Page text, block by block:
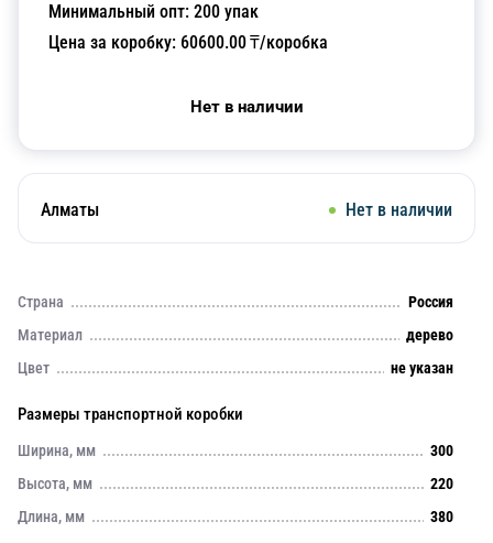
Минимальный опт: 200 упак
Цена за коробку: 60600.00₸/коробка
Нет в наличии
Алматы Нет в наличии
Страна
Россия
Материал
дерево
Цвет
не указан
Размеры транспортной коробки
Ширина, мм
300
Высота, мм
220
Длина, мм
380